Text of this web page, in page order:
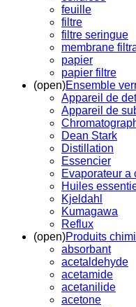
feuille
filtre
filtre seringue
membrane
papier
papier filtre
(open)Ensemble
Appareil de
Appareil de
Dean Stark
Distillation
Essencier
Evaporateur a
Huiles
Kjeldahl
Kumagawa
Reflux
(open)Produits
absorbant
acetaldehyde
acetamide
acetanilide
acetone